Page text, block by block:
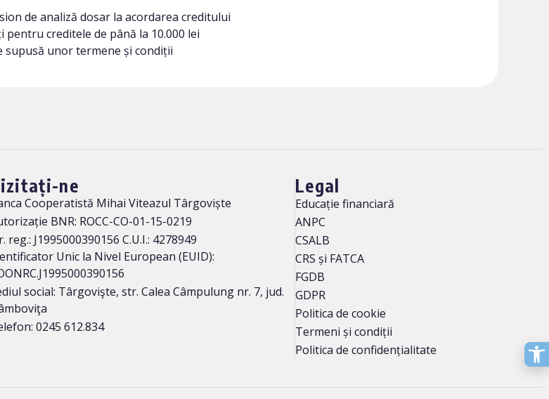
de analiză dosar la acordarea creditului
pentru creditele de până la 10.000 lei
supusă unor termene și condiții
ne
Cooperatistă Mihai Viteazul Târgoviște
BNR: ROCC-CO-01-15-0219
reg.: J1995000390156 C.U.I.: 4278949
Unic la Nivel European (EUID):
social: Târgovişte, str. Calea Câmpulung nr. 7, jud.
0245 612.834
Legal
Educație financiară
ANPC
CSALB
CRS și FATCA
FGDB
GDPR
Politica de cookie
Termeni și condiții
Politica de confidențialitate